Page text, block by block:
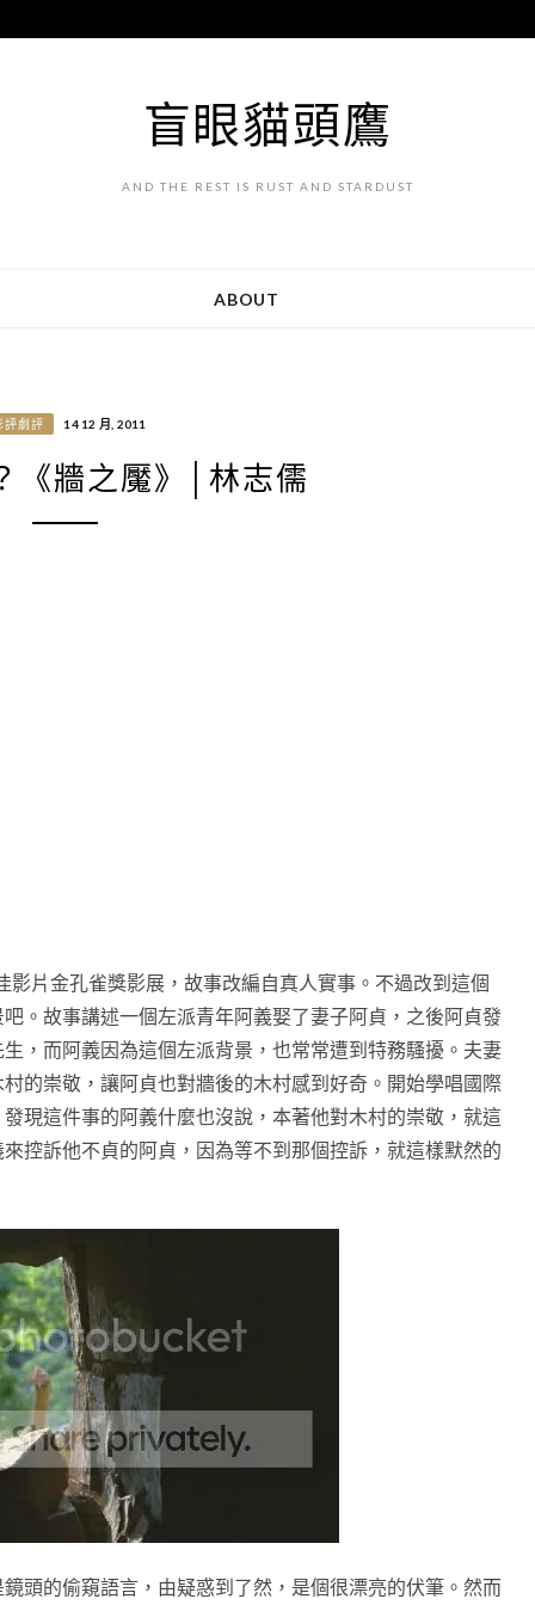
盲眼貓頭鷹
AND THE REST IS RUST AND STARDUST
ABOUT
評劇評 14 12 月, 2011
《牆之魘》│林志儒
片金孔雀獎影展，故事改編自真人實事。不過改到這個
。故事講述一個左派青年阿義娶了妻子阿貞，之後阿貞發
，而阿義因為這個左派背景，也常常遭到特務騷擾。夫妻
的崇敬，讓阿貞也對牆後的木村感到好奇。開始學唱國際
現這件事的阿義什麼也沒說，本著他對木村的崇敬，就這
控訴他不貞的阿貞，因為等不到那個控訴，就這樣默然的
頭的偷窺語言，由疑惑到了然，是個很漂亮的伏筆。然而